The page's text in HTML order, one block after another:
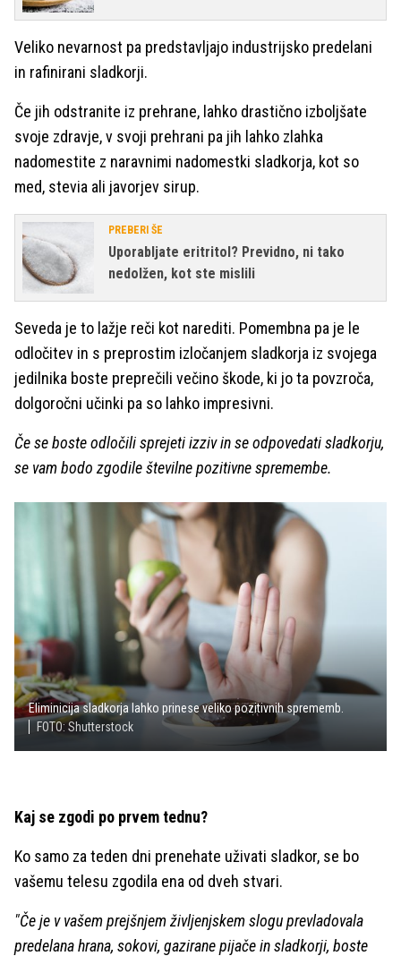
Veliko nevarnost pa predstavljajo industrijsko predelani
in rafinirani sladkorji.
Če jih odstranite iz prehrane, lahko drastično izboljšate
svoje zdravje, v svoji prehrani pa jih lahko zlahka
nadomestite z naravnimi nadomestki sladkorja, kot so
med, stevia ali javorjev sirup.
PREBERI ŠE
Uporabljate eritritol? Previdno, ni tako
nedolžen, kot ste mislili
Seveda je to lažje reči kot narediti. Pomembna pa je le
odločitev in s preprostim izločanjem sladkorja iz svojega
jedilnika boste preprečili večino škode, ki jo ta povzroča,
dolgoročni učinki pa so lahko impresivni.
Če se boste odločili sprejeti izziv in se odpovedati sladkorju,
se vam bodo zgodile številne pozitivne spremembe.
Eliminicija sladkorja lahko prinese veliko pozitivnih sprememb.
FOTO: Shutterstock
Kaj se zgodi po prvem tednu?
Ko samo za teden dni prenehate uživati sladkor, se bo
vašemu telesu zgodila ena od dveh stvari.
"Če je v vašem prejšnjem življenjskem slogu prevladovala
predelana hrana, sokovi, gazirane pijače in sladkorji, boste